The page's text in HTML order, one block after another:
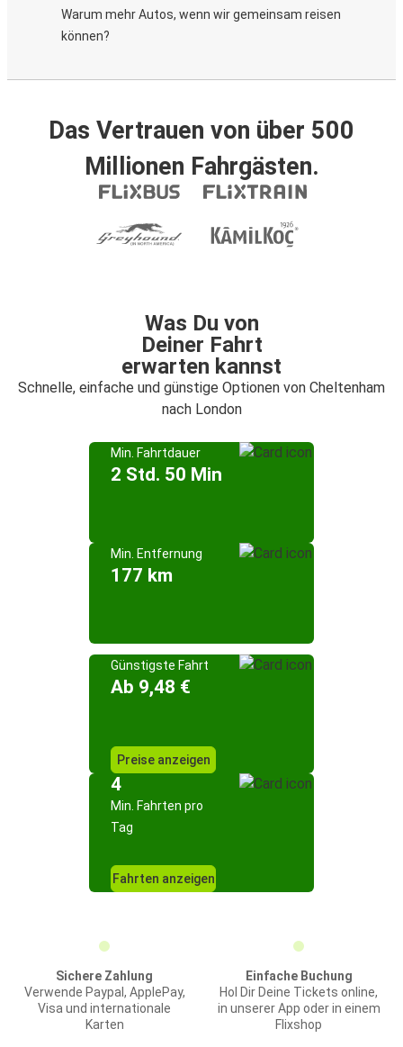
Warum mehr Autos, wenn wir gemeinsam reisen
können?
Das Vertrauen von über 500
Millionen Fahrgästen.
Was Du von
Deiner Fahrt
erwarten kannst
Schnelle, einfache und günstige Optionen von Cheltenham
nach London
Min. Fahrtdauer
2 Std. 50 Min
Min. Entfernung
177 km
Günstigste Fahrt
Ab 9,48 €
Preise anzeigen
4
Min. Fahrten pro
Tag
Fahrten anzeigen
Sichere Zahlung
Verwende Paypal, ApplePay,
Visa und internationale
Karten
Einfache Buchung
Hol Dir Deine Tickets online,
in unserer App oder in einem
Flixshop